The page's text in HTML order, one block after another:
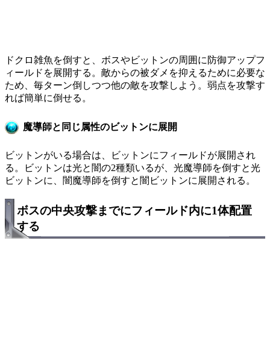
ドクロ雑魚を倒すと、ボスやビットンの周囲に防御アップフ
ィールドを展開する。敵からの被ダメを抑えるために必要な
ため、毎ターン倒しつつ他の敵を攻撃しよう。弱点を攻撃す
れば簡単に倒せる。
魔導師と同じ属性のビットンに展開
ビットンがいる場合は、ビットンにフィールドが展開され
る。ビットンは光と闇の2種類いるが、光魔導師を倒すと光
ビットンに、闇魔導師を倒すと闇ビットンに展開される。
ボスの中央攻撃までにフィールド内に1体配置
する